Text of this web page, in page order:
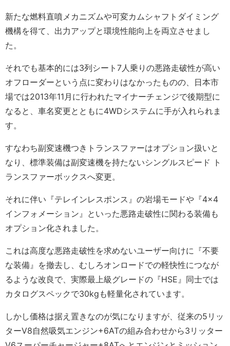
新たな燃料直噴メカニズムや可変カムシャフトダイミング
機構を得て、出力アップと環境性能向上を両立させまし
た。
それでも基本的には3列シート7人乗りの悪路走破性が高い
オフローダーという点に変わりはなかったものの、日本市
場では2013年11月に行われたマイナーチェンジで後期型に
なると、車名変更とともに4WDシステムに手が入れられま
す。
すなわち副変速機つきトランスファーはオプション扱いと
なり、標準装備は副変速機を持たないシングルスピード ト
ランスファーボックスへ変更。
それに伴い『テレインレスポンス』の岩場モードや『4×4
インフォメーション』といった悪路走破性に関わる装備も
オプション化されました。
これは高度な悪路走破性を求めないユーザー向けに『不要
な装備』を撤去し、むしろオンロードでの軽快性につなが
るような改良で、実際最上級グレードの『HSE』同士では
カタログスペックで30kgも軽量化されています。
しかし価格は据え置きなのが気になりますが、従来の5リッ
ターV8自然吸気エンジン+6ATの組み合わせから3リッター